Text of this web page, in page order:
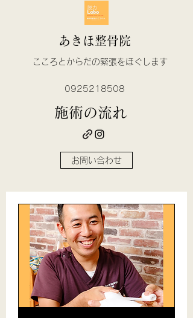
あきほ整骨院
​こころとからだの緊張をほぐします
0925218508
​施術の流れ
お問い合わせ